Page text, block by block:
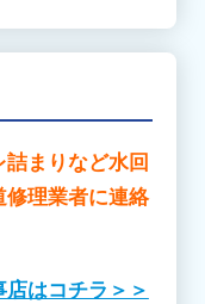
まりなど水回
修理業者に連絡
はコチラ＞＞